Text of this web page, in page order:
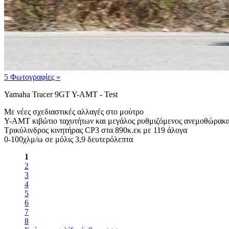
5 Φωτογραφίες »
Yamaha Tracer 9GT Y-AMT - Test
Με νέες σχεδιαστικές αλλαγές στο μούτρο
Y-AMT κιβώτιο ταχυτήτων και μεγάλος ρυθμιζόμενος
Τρικύλινδρος κινητήρας CP3 στα 890κ.εκ με 119 άλογα
0-100χλμ/ω σε μόλις 3,9 δευτερόλεπτα
1
2
3
4
5
6
7
8